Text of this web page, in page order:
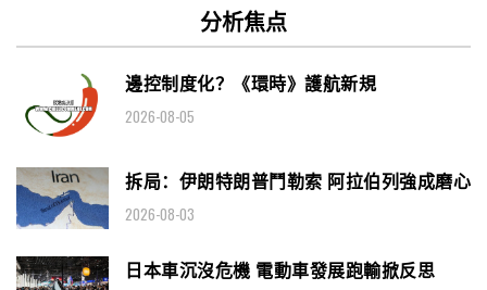
分析焦点
邊控制度化？《環時》護航新規
2026-08-05
拆局：伊朗特朗普鬥勒索 阿拉伯列強成磨心
2026-08-03
日本車沉沒危機 電動車發展跑輸掀反思